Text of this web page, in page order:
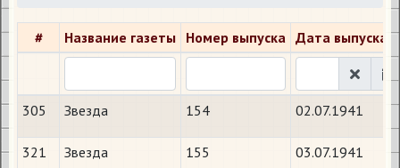
# Название газеты Номер выпуска Дата выпуска
305 Звезда 154 02.07.1941
321 Звезда 155 03.07.1941